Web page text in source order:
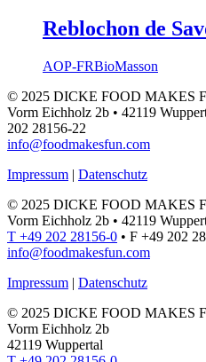
Reblochon de
AOP-FRBioMasson
© 2025 DICKE FOOD MAKES
Vorm Eichholz 2b • 42119
202 28156-22
info@foodmakesfun.com
Impressum | Datenschutz
© 2025 DICKE FOOD MAKES
Vorm Eichholz 2b • 42119
T +49 202 28156-0 • F +49 202
info@foodmakesfun.com
Impressum | Datenschutz
© 2025 DICKE FOOD MAKES
Vorm Eichholz 2b
42119 Wuppertal